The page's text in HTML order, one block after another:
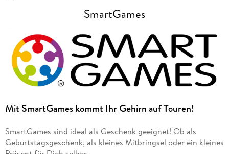
SmartGames
Mit SmartGames kommt Ihr Gehirn auf Touren!
SmartGames sind ideal als Geschenk geeignet! Ob als
Geburtstagsgeschenk, als kleines Mitbringsel oder ein kleines